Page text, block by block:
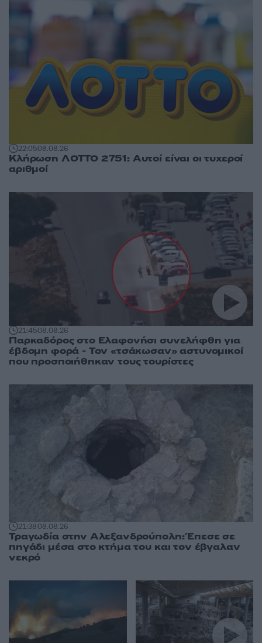
22:0508.08.26
Κλήρωση ΛΟΤΤΟ 2751: Αυτοί είναι οι τυχεροί
αριθμοί
21:4508.08.26
Παρκαδόρος στο Ελαφονήσι συνελήφθη για
έβδομη φορά - Τον «τσάκωσαν» αστυνομικοί
που προσποιήθηκαν τους τουρίστες
21:3808.08.26
Τραγωδία στην Αλεξανδρούπολη: Έπεσε σε
πηγάδι μέσα στο κτήμα του και τον έβγαλαν
νεκρό